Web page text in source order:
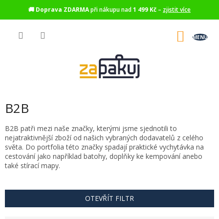
🚚 Doprava ZDARMApři nákupu nad1 499 Kč – zjistit více
B2B
B2B patři mezi naše značky, kterými jsme sjednotili to
nejatraktivnější zboží od našich vybraných dodavatelů z celého
světa. Do portfolia této značky spadají praktické vychytávka na
cestování jako například batohy, doplňky ke kempování anebo
také stírací mapy.
OTEVŘÍT FILTR